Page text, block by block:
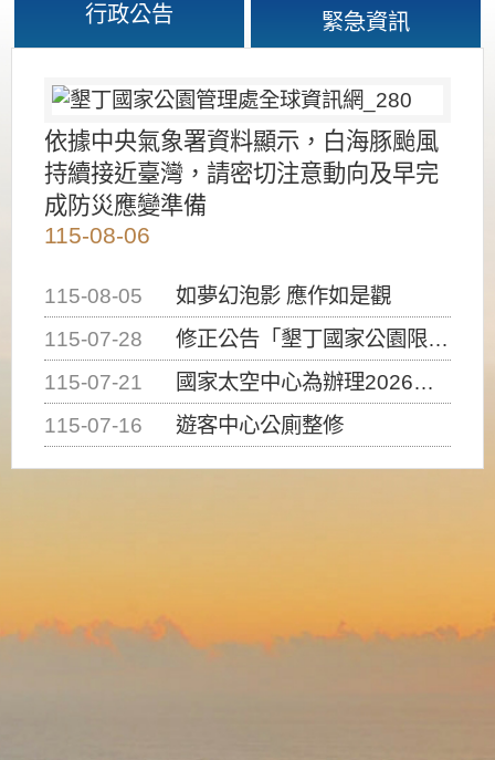
行政公告 緊急資訊
依據中央氣象署資料顯示，白海豚颱風
持續接近臺灣，請密切注意動向及早完
成防災應變準備
115-08-06
115-08-05
如夢幻泡影 應作如是觀
115-07-28
修正公告「墾丁國家公園限制水域遊憩活動之種類、範圍、時間及行為」，自即日生效。
115-07-21
國家太空中心為辦理2026台灣盃火箭競賽，陸、海、空域警戒及協調相關事宜，因颱風備案事宜
115-07-16
遊客中心公廁整修